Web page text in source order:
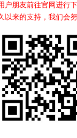
20世纪60年代诞生
的小家伙和他们
，汤姆和杰瑞培
友也会悉数登场
受高速下载
11集
户朋友前往官网进行下
以来的支持，我们会